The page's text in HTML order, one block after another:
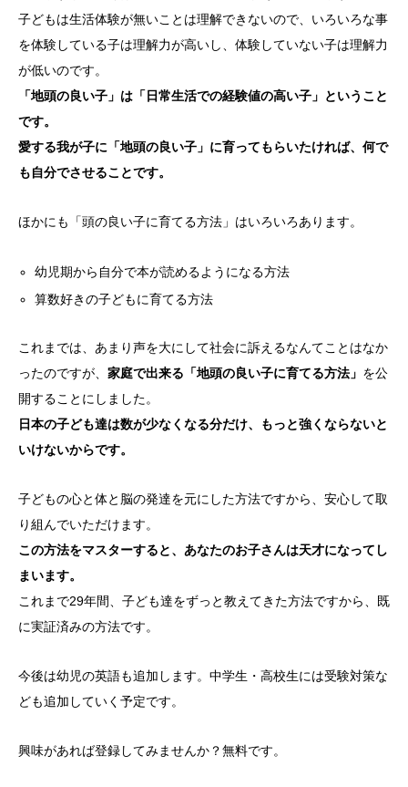
子どもは生活体験が無いことは理解できないので、いろいろな事
を体験している子は理解力が高いし、体験していない子は理解力
が低いのです。
「地頭の良い子」は「日常生活での経験値の高い子」ということ
です。
愛する我が子に「地頭の良い子」に育ってもらいたければ、何で
も自分でさせることです。
ほかにも「頭の良い子に育てる方法」はいろいろあります。
幼児期から自分で本が読めるようになる方法
算数好きの子どもに育てる方法
これまでは、あまり声を大にして社会に訴えるなんてことはなか
ったのですが、 家庭で出来る「地頭の良い子に育てる方法」 を公
開することにしました。
日本の子ども達は数が少なくなる分だけ、もっと強くならないと
いけないからです。
子どもの心と体と脳の発達を元にした方法ですから、安心して取
り組んでいただけます。
この方法をマスターすると、あなたのお子さんは天才になってし
まいます。
これまで29年間、子ども達をずっと教えてきた方法ですから、既
に実証済みの方法です。
今後は幼児の英語も追加します。中学生・高校生には受験対策な
ども追加していく予定です。
興味があれば登録してみませんか？無料です。